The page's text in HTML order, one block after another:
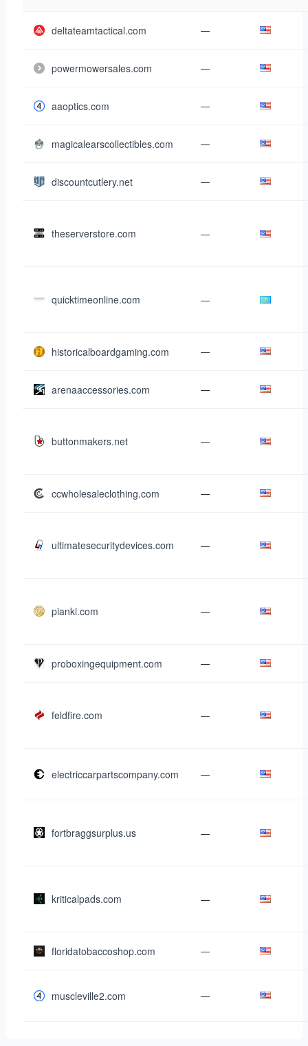
deltateamtactical.com —
powermowersales.com —
aaoptics.com —
magicalearscollectibles.com —
discountcutlery.net —
theserverstore.com —
quicktimeonline.com —
historicalboardgaming.com —
arenaaccessories.com —
buttonmakers.net —
ccwholesaleclothing.com —
ultimatesecuritydevices.com —
pianki.com —
proboxingequipment.com —
feldfire.com —
electriccarpartscompany.com —
fortbraggsurplus.us —
kriticalpads.com —
floridatobaccoshop.com —
muscleville2.com —